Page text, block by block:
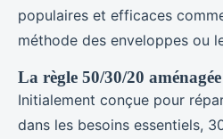
populaires et efficaces
méthode des enveloppes ou
La règle 50/30/20
Initialement conçue pour
dans les besoins essentiels,